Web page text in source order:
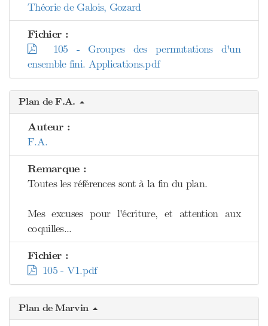
Théorie de Galois, Gozard
Fichier :
105 - Groupes des permutations d'un
ensemble fini. Applications.pdf
Plan de F.A.
Auteur :
F.A.
Remarque :
Toutes les références sont à la fin du plan.
Mes excuses pour l'écriture, et attention aux
coquilles...
Fichier :
105 - V1.pdf
Plan de Marvin